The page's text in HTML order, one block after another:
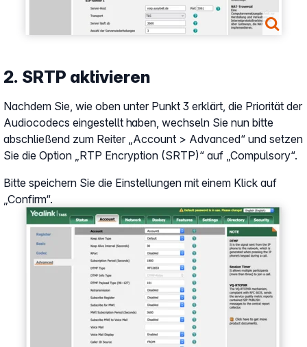
Show larger version
2. SRTP aktivieren
Nachdem Sie, wie oben unter Punkt 3 erklärt, die Priorität der
Audiocodecs eingestellt haben, wechseln Sie nun bitte
abschließend zum Reiter „Account > Advanced“ und setzen
Sie die Option „RTP Encryption (SRTP)“ auf „Compulsory“.
Bitte speichern Sie die Einstellungen mit einem Klick auf
„Confirm“.